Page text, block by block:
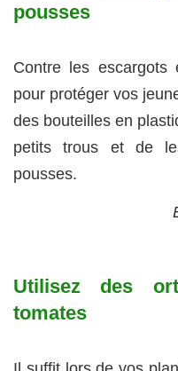
pousses
Contre les
pour protéger vos
des bouteilles en
petits trous et de
pousses.
Utilisez des
tomates